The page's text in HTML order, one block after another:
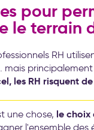
pour
le terrain
RH
mais
les RH risquent
une chose, le choix
l'ensemble des